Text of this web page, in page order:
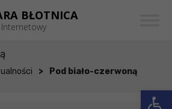
BŁOTNICA
> Pod biało-czerwoną